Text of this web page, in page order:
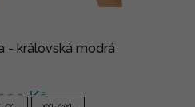
- královská modrá
Kč